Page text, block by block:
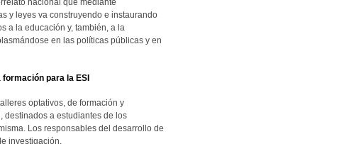
nacional que mediante
y leyes va construyendo e instaurando
a la educación y, también, a la
en las políticas públicas y en
para la ESI
optativos, de formación y
destinados a estudiantes de los
Los responsables del desarrollo de
investigación.